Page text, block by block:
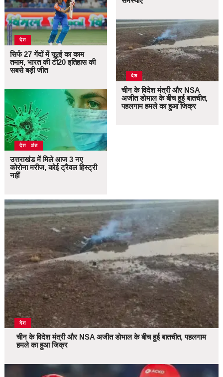
देश
सिर्फ 27 गेंदों में यूएई का काम
तमाम, भारत की टी20 इतिहास की
सबसे बड़ी जीत
उत्तराखंड
देश
उत्तराखंड में मिले आज 3 नए
कोरोना मरीज, कोई ट्रैवल हिस्ट्री
नहीं
देश
चीन के विदेश मंत्री और NSA
अजीत डोभाल के बीच हुई बातचीत,
पहलगाम हमले का हुआ जिक्र
देश
चीन के विदेश मंत्री और NSA अजीत डोभाल के बीच हुई बातचीत, पहलगाम
हमले का हुआ जिक्र